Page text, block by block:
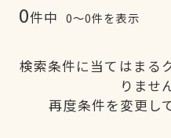
0件中 0〜0件を表示
検索条件に当てはまる
りませ
再度条件を変更し